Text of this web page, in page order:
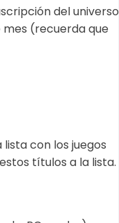
del universo
mes (recuerda que
con los juegos
títulos a la lista.